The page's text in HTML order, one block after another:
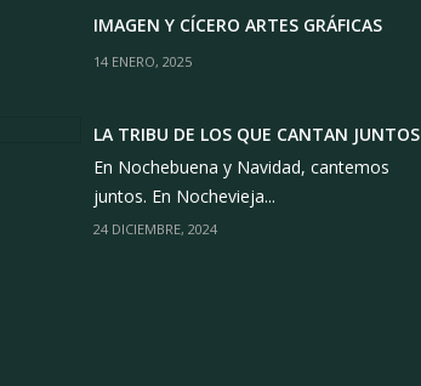
IMAGEN Y CÍCERO ARTES GRÁFICAS
14 ENERO, 2025
LA TRIBU DE LOS QUE CANTAN JUNTOS
En Nochebuena y Navidad, cantemos
juntos. En Nochevieja...
24 DICIEMBRE, 2024